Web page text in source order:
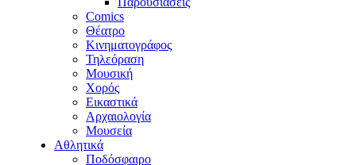
Comics
Θέατρο
Κινηματογράφος
Τηλεόραση
Μουσική
Χορός
Εικαστικά
Αρχαιολογία
Μουσεία
Αθλητικά
Ποδόσφαιρο